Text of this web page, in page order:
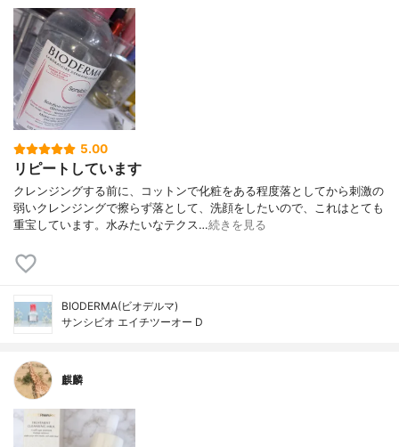
5.00
リピートしています
クレンジングする前に、コットンで化粧をある程度落としてから刺激の
弱いクレンジングで擦らず落として、洗顔をしたいので、これはとても
重宝しています。水みたいなテクス…続きを見る
BIODERMA(ビオデルマ)
サンシビオ エイチツーオー D
麒麟